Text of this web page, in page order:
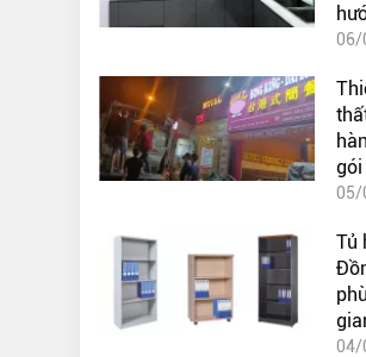
06/
gói
05/
Tủ
04/